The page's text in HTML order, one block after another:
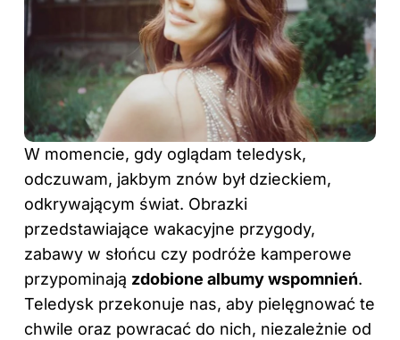
W momencie, gdy oglądam teledysk,
odczuwam, jakbym znów był dzieckiem,
odkrywającym świat. Obrazki
przedstawiające wakacyjne przygody,
zabawy w słońcu czy podróże kamperowe
przypominają zdobione albumy wspomnień.
Teledysk przekonuje nas, aby pielęgnować te
chwile oraz powracać do nich, niezależnie od